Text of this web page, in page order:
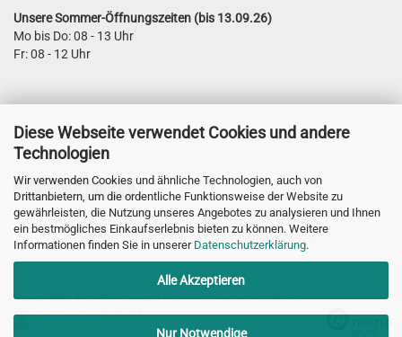
Diese Webseite verwendet Cookies und andere
Technologien
Wir verwenden Cookies und ähnliche Technologien, auch von
Drittanbietern, um die ordentliche Funktionsweise der Website zu
gewährleisten, die Nutzung unseres Angebotes zu analysieren und Ihnen
ein bestmögliches Einkaufserlebnis bieten zu können. Weitere
Informationen finden Sie in unserer Datenschutzerklärung.
Alle Akzeptieren
Nur Notwendige
Unsere Sommer-Öffnungszeiten (bis 13.09.26)
Mo bis Do: 08 - 13 Uhr
Fr: 08 - 12 Uhr
Vertrag widerrufen
Webshop erstellenmit Gambio.de © 2026
Ausgewählte Top-Bewertungen für www.mt-naturprodukte.at
21.07.26▼